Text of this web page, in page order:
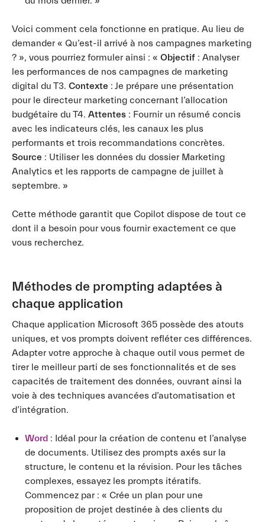
Voici comment cela fonctionne en pratique. Au lieu de
demander « Qu’est-il arrivé à nos campagnes marketing
? », vous pourriez formuler ainsi : « Objectif : Analyser
les performances de nos campagnes de marketing
digital du T3. Contexte : Je prépare une présentation
pour le directeur marketing concernant l’allocation
budgétaire du T4. Attentes : Fournir un résumé concis
avec les indicateurs clés, les canaux les plus
performants et trois recommandations concrètes.
Source : Utiliser les données du dossier Marketing
Analytics et les rapports de campagne de juillet à
septembre. »
Cette méthode garantit que Copilot dispose de tout ce
dont il a besoin pour vous fournir exactement ce que
vous recherchez.
Méthodes de prompting adaptées à
chaque application
Chaque application Microsoft 365 possède des atouts
uniques, et vos prompts doivent refléter ces différences.
Adapter votre approche à chaque outil vous permet de
tirer le meilleur parti de ses fonctionnalités et de ses
capacités de traitement des données, ouvrant ainsi la
voie à des techniques avancées d’automatisation et
d’intégration.
Word : Idéal pour la création de contenu et l’analyse
de documents. Utilisez des prompts axés sur la
structure, le contenu et la révision. Pour les tâches
complexes, essayez les prompts itératifs.
Commencez par : « Crée un plan pour une
proposition de projet destinée à des clients du